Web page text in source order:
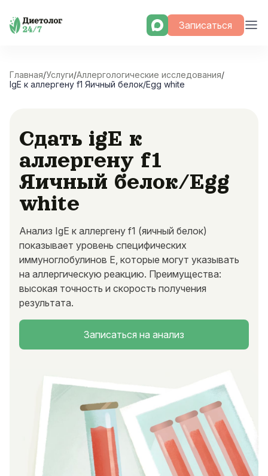
Skip
Записаться
Главная/Услуги/Аллергологические исследования/
IgE к аллергену f1 Яичный белок/Egg white
Сдать igE к
аллергену f1
Яичный белок/Egg
white
Анализ IgE к аллергену f1 (яичный белок)
показывает уровень специфических
иммуноглобулинов E, которые могут указывать
на аллергическую реакцию. Преимущества:
высокая точность и скорость получения
результата.
Записаться на анализ